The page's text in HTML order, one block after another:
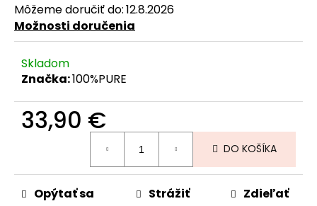
Môžeme doručiť do:12.8.2026
Možnosti doručenia
Skladom
Značka:100%PURE
33,90 €
DO KOŠÍKA
Opýtať sa Strážiť Zdieľať